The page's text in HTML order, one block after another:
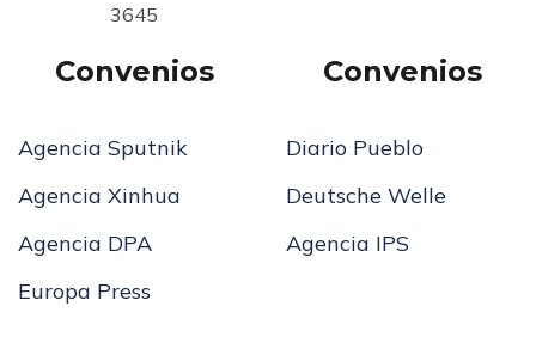
3645
Convenios
Agencia Sputnik
Agencia Xinhua
Agencia DPA
Europa Press
Convenios
Diario Pueblo
Deutsche Welle
Agencia IPS